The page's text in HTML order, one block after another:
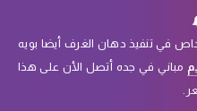
في تنفيذ دهان الغرف أيضا بويه
مباني في جده أتصل الأن على هذا